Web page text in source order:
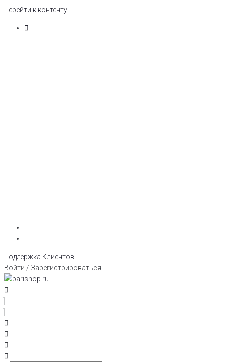
Перейти к контенту
Поддержка Клиентов
Войти / Зарегистрироваться